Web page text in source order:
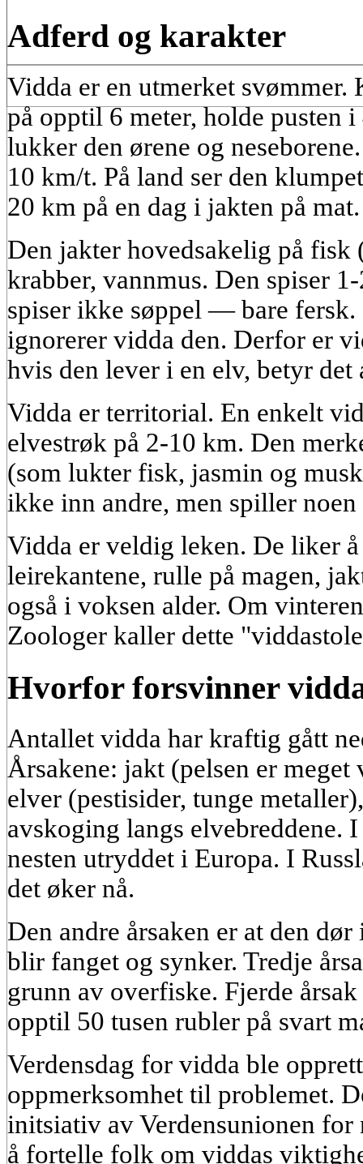
Adferd og karakter
Vidda er en utmerket
på opptil 6 meter, holde pusten
lukker den ørene og
10 km/t. På land ser den
20 km på en dag i jakten på mat.
Den jakter hovedsakelig på fisk
krabber, vannmus. Den spiser
spiser ikke søppel — bare
ignorerer vidda den. Derfor er
hvis den lever i en elv, betyr det
Vidda er territorial. En enkelt
elvestrøk på 2-10 km. Den
(som lukter fisk, jasmin og
ikke inn andre, men spiller noen
Vidda er veldig leken. De liker
leirekantene, rulle på magen,
også i voksen alder. Om
Zoologer kaller dette
Hvorfor forsvinner
Antallet vidda har kraftig gått
Årsakene: jakt (pelsen er
elver (pestisider, tunge
avskoging langs elvebreddene.
nesten utryddet i Europa. I
det øker nå.
Den andre årsaken er at den
blir fanget og synker. Tredje
grunn av overfiske. Fjerde
opptil 50 tusen rubler på svart
Verdensdag for vidda ble
oppmerksomhet til problemet.
initsiativ av Verdensunionen
å fortelle folk om viddas